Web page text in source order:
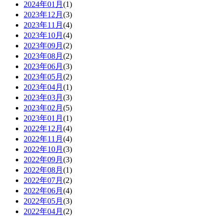
2024年01月 (1)
2023年12月 (3)
2023年11月 (4)
2023年10月 (4)
2023年09月 (2)
2023年08月 (2)
2023年06月 (3)
2023年05月 (2)
2023年04月 (1)
2023年03月 (3)
2023年02月 (5)
2023年01月 (1)
2022年12月 (4)
2022年11月 (4)
2022年10月 (3)
2022年09月 (3)
2022年08月 (1)
2022年07月 (2)
2022年06月 (4)
2022年05月 (3)
2022年04月 (2)